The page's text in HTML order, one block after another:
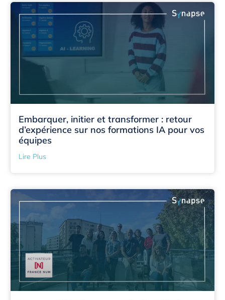
Embarquer, initier et transformer : retour
d’expérience sur nos formations IA pour vos
équipes
Lire Plus